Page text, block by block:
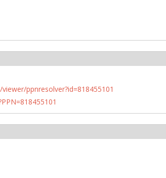
ppnresolver?id=818455101